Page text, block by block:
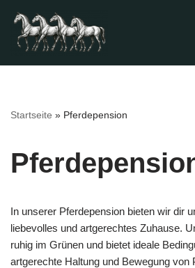
Zum
Inhalt
Startseite » Pferdepension
In unserer Pferdepension bieten wir dir
liebevolles und artgerechtes Zuhause.
ruhig im Grünen und bietet ideale
artgerechte Haltung und Bewegung von